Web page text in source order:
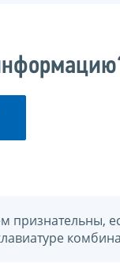
признательны,